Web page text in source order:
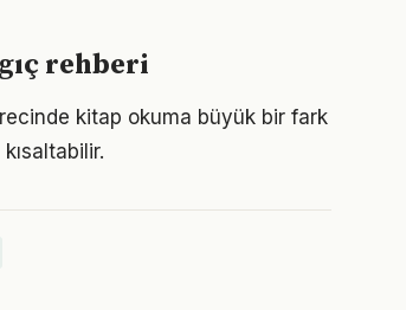
rehberi
kitap okuma büyük bir fark